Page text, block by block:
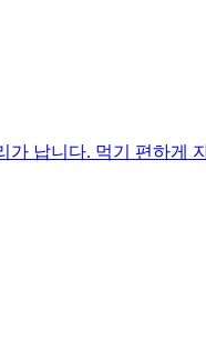
납니다. 먹기 편하게